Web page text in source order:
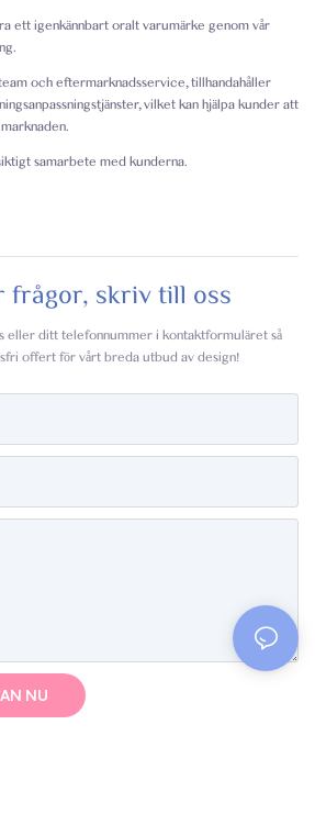
ett igenkännbart oralt varumärke genom vår
och eftermarknadsservice, tillhandahåller
vilket kan hjälpa kunder att
samarbete med kunderna.
frågor, skriv till oss
eller ditt telefonnummer i kontaktformuläret så
offert för vårt breda utbud av design!
NU